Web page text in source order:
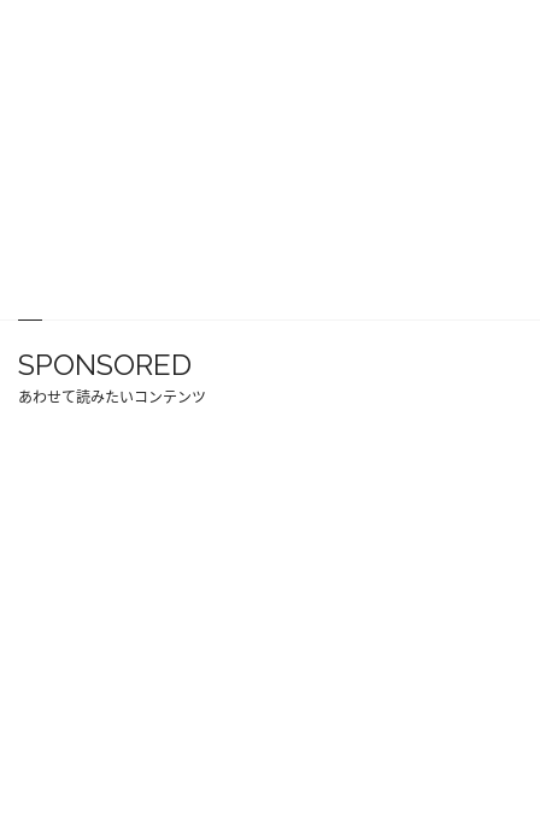
SPONSORED
あわせて読みたいコンテンツ